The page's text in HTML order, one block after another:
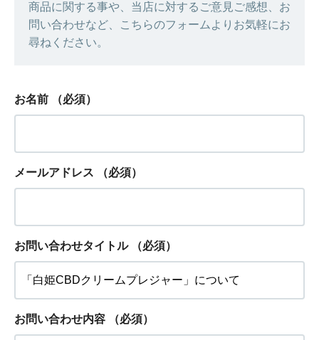
商品に関する事や、当店に対するご意見ご感想、お
問い合わせなど、こちらのフォームよりお気軽にお
尋ねください。
お名前 （必須）
メールアドレス （必須）
お問い合わせタイトル （必須）
お問い合わせ内容 （必須）